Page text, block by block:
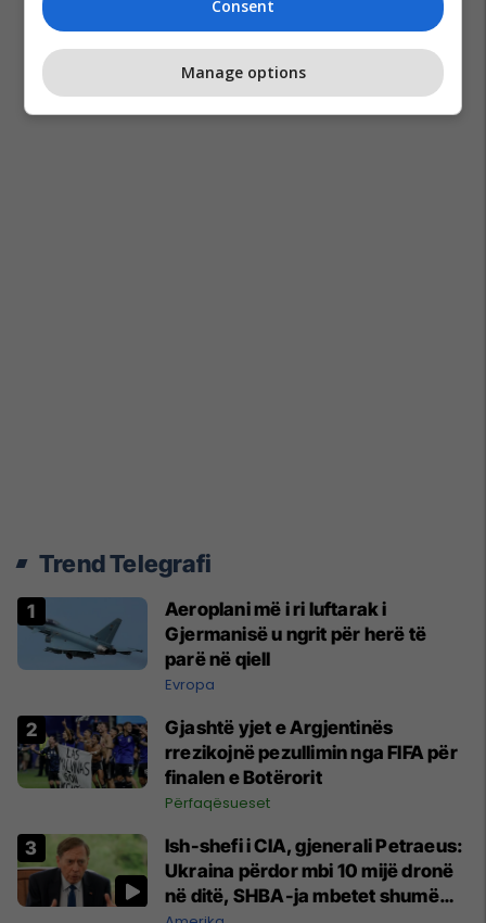
Trend Telegrafi
Aeroplani më i ri luftarak i
Gjermanisë u ngrit për herë të
parë në qiell
Evropa
Gjashtë yjet e Argjentinës
rrezikojnë pezullimin nga FIFA për
finalen e Botërorit
Përfaqësueset
Ish-shefi i CIA, gjenerali Petraeus:
Ukraina përdor mbi 10 mijë dronë
në ditë, SHBA-ja mbetet shumë
Consent
Manage options